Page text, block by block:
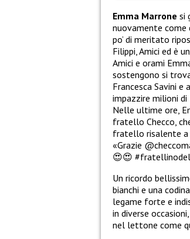
Emma Marrone si
nuovamente come
po’ di meritato
Filippi, Amici ed è
Amici e orami
sostengono si
Francesca Savini
impazzire milioni
Nelle ultime ore,
fratello Checco,
fratello risalente a
«Grazie
😍😍
Un ricordo
bianchi e una
legame forte e
in diverse
nel lettone come